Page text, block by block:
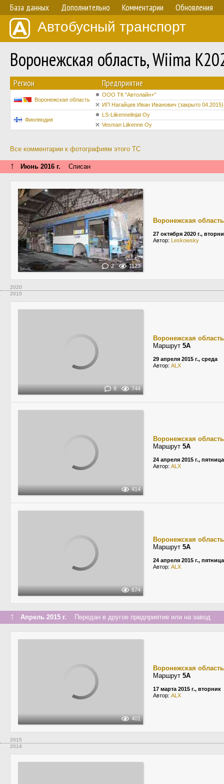
База данных Дополнительно Комментарии Обновления
Автобусный транспорт
Воронежская область, Wiima
Регион Предприятие
Воронежская область
ООО ТК "Автолайн+"
ИП Нагайцев Иван Иванович (закрыто 04.2015)
Финляндия
LS-Liikennelinjat Oy
Vesman Liikenne Oy
Все комментарии к фотографиям этого ТС
↑ Июнь 2016 г. Списан
2 1123
Воронежская область
27 октября 2020 г.,
Автор: Leskowsky
2020
2015
8 744
Воронежская область
Маршрут 5А
29 апреля 2015 г., среда
Автор: ALX
414
Воронежская область
Маршрут 5А
24 апреля 2015 г., пятница
Автор: ALX
674
Воронежская область
Маршрут 5А
24 апреля 2015 г., пятница
Автор: ALX
↑ Апрель 2015 г. Передан в другое предприятие или на завод
401
Воронежская область
Маршрут 5А
17 марта 2015 г., вторник
Автор: ALX
2015
2014